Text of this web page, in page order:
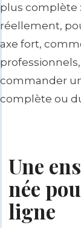
plus complète
réellement,
axe fort,
commander
complète ou
Une
née
ligne